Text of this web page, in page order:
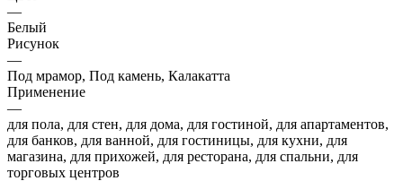
—
Белый
Рисунок
—
Под мрамор, Под камень, Калакатта
Применение
—
для пола, для стен, для дома, для гостиной, для апартаментов,
для банков, для ванной, для гостиницы, для кухни, для
магазина, для прихожей, для ресторана, для спальни, для
торговых центров